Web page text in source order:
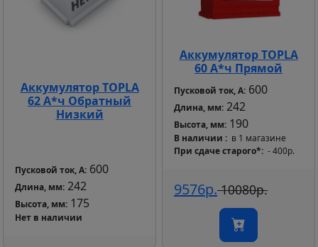
Аккумулятор TOPLA
62 А*ч Обратный
Низкий
Пусковой ток, А: 600
Длина, мм: 242
Высота, мм: 175
Нет в наличии
Аккумулятор TOPLA
60 А*ч Прямой
Пусковой ток, А: 600
Длина, мм: 242
Высота, мм: 190
В наличии
в 1 магазине
При сдаче старого* - 400р.
9576р.10080р.